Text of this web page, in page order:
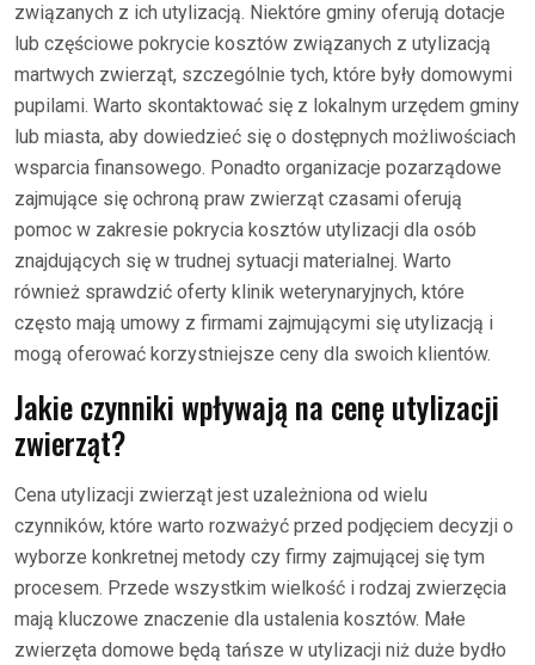
związanych z ich utylizacją. Niektóre gminy oferują dotacje
lub częściowe pokrycie kosztów związanych z utylizacją
martwych zwierząt, szczególnie tych, które były domowymi
pupilami. Warto skontaktować się z lokalnym urzędem gminy
lub miasta, aby dowiedzieć się o dostępnych możliwościach
wsparcia finansowego. Ponadto organizacje pozarządowe
zajmujące się ochroną praw zwierząt czasami oferują
pomoc w zakresie pokrycia kosztów utylizacji dla osób
znajdujących się w trudnej sytuacji materialnej. Warto
również sprawdzić oferty klinik weterynaryjnych, które
często mają umowy z firmami zajmującymi się utylizacją i
mogą oferować korzystniejsze ceny dla swoich klientów.
Jakie czynniki wpływają na cenę utylizacji
zwierząt?
Cena utylizacji zwierząt jest uzależniona od wielu
czynników, które warto rozważyć przed podjęciem decyzji o
wyborze konkretnej metody czy firmy zajmującej się tym
procesem. Przede wszystkim wielkość i rodzaj zwierzęcia
mają kluczowe znaczenie dla ustalenia kosztów. Małe
zwierzęta domowe będą tańsze w utylizacji niż duże bydło